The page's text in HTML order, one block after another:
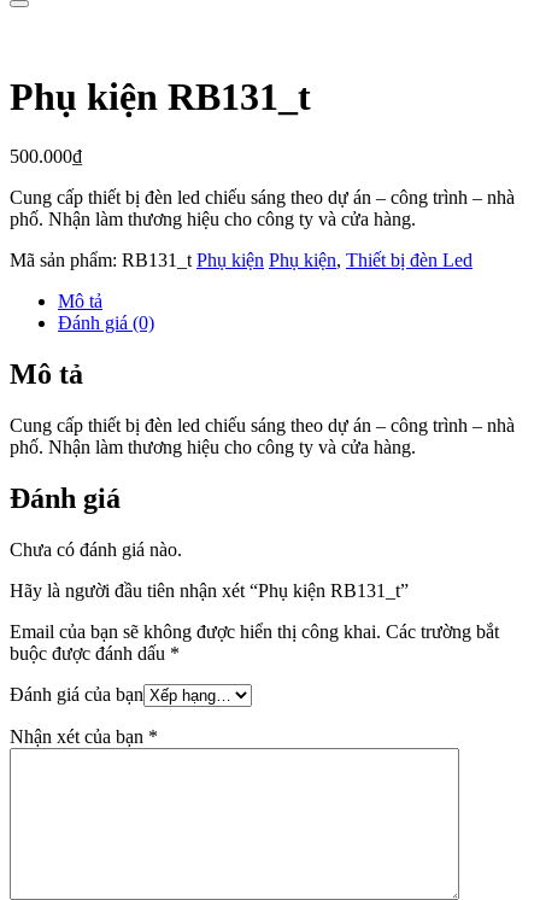
Phụ kiện RB131_t
500.000₫
Cung cấp thiết bị đèn led chiếu sáng theo dự án – công trình – nhà
phố. Nhận làm thương hiệu cho công ty và cửa hàng.
Mã sản phẩm: RB131_t Phụ kiện Phụ kiện, Thiết bị đèn Led
Mô tả
Đánh giá (0)
Mô tả
Cung cấp thiết bị đèn led chiếu sáng theo dự án – công trình – nhà
phố. Nhận làm thương hiệu cho công ty và cửa hàng.
Đánh giá
Chưa có đánh giá nào.
Hãy là người đầu tiên nhận xét “Phụ kiện RB131_t”
Email của bạn sẽ không được hiển thị công khai. Các trường bắt
buộc được đánh dấu *
Đánh giá của bạn
Nhận xét của bạn *